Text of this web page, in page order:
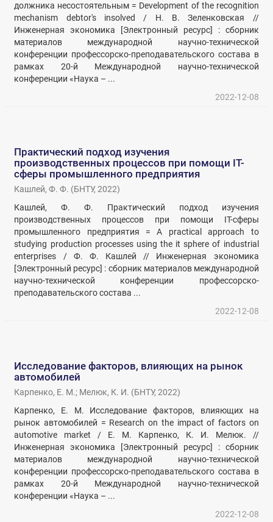
должника несостоятельным = Development of the recognition
mechanism debtor's insolved / Н. В. Зеленковская //
Инженерная экономика [Электронный ресурс] : сборник
материалов международной научно-технической
конференции профессорско-преподавательского состава в
рамках 20-й Международной научно-технической
конференции «Наука – ...
2022-12-08
Практический подход изучения
производственных процессов при помощи IT-
сферы промышленного предприятия
Кашлей, Ф. Ф. (БНТУ,2022)
Кашлей, Ф. Ф. Практический подход изучения
производственных процессов при помощи IT-сферы
промышленного предприятия = A practical approach to
studying production processes using the it sphere of industrial
enterprises / Ф. Ф. Кашлей // Инженерная экономика
[Электронный ресурс] : сборник материалов международной
научно-технической конференции профессорско-
преподавательского состава ...
2022-12-08
Исследование факторов, влияющих на рынок
автомобилей
Карпенко, Е. М.; Мелюк, К. И. (БНТУ,2022)
Карпенко, Е. М. Исследование факторов, влияющих на
рынок автомобилей = Research on the impact of factors on
automotive market / Е. М. Карпенко, К. И. Мелюк. //
Инженерная экономика [Электронный ресурс] : сборник
материалов международной научно-технической
конференции профессорско-преподавательского состава в
рамках 20-й Международной научно-технической
конференции «Наука – ...
2022-12-08